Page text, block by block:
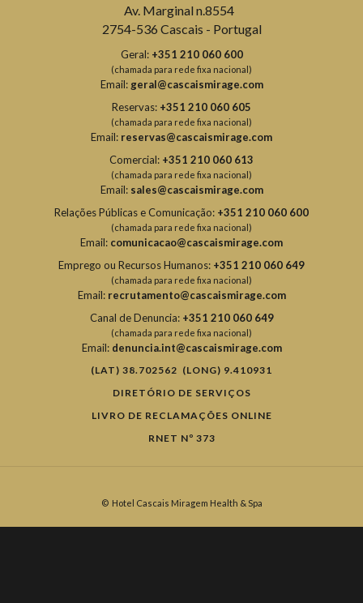
Av. Marginal n.8554
2754-536 Cascais - Portugal
Geral: +351 210 060 600
(chamada para rede fixa nacional)
Email: geral@cascaismirage.com
Reservas: +351 210 060 605
(chamada para rede fixa nacional)
Email: reservas@cascaismirage.com
Comercial: +351 210 060 613
(chamada para rede fixa nacional)
Email: sales@cascaismirage.com
Relações Públicas e Comunicação: +351 210 060 600
(chamada para rede fixa nacional)
Email: comunicacao@cascaismirage.com
Emprego ou Recursos Humanos: +351 210 060 649
(chamada para rede fixa nacional)
Email: recrutamento@cascaismirage.com
Canal de Denuncia: +351 210 060 649
(chamada para rede fixa nacional)
Email: denuncia.int@cascaismirage.com
(LAT) 38.702562 (LONG) 9.410931
DIRETÓRIO DE SERVIÇOS
LIVRO DE RECLAMAÇÕES ONLINE
RNET Nº 373
© Hotel Cascais Miragem Health & Spa